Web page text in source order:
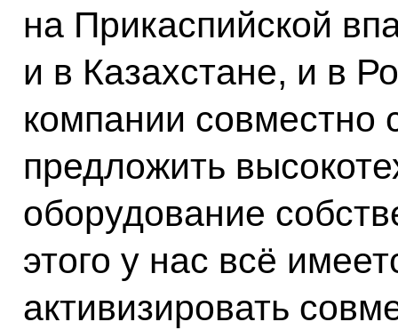
на Прикаспийской
и в Казахстане, и в
компании совместно
предложить
оборудование
этого у нас всё
активизировать